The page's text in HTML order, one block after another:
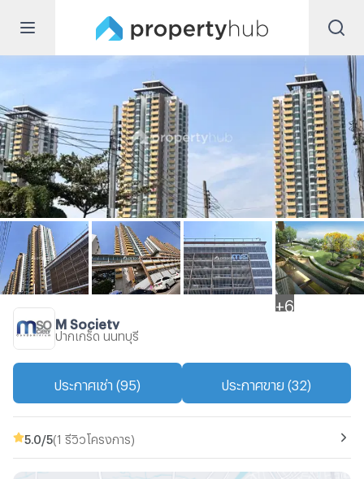
+ 6
M Society
ปากเกร็ด นนทบุรี
ประกาศเช่า (95) ประกาศขาย (32)
5.0 /5(1 รีวิวโครงการ)